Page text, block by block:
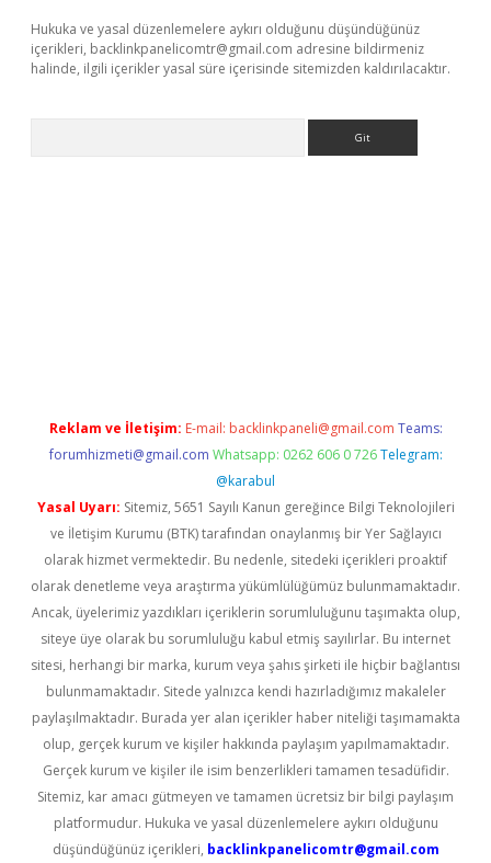
Hukuka ve yasal düzenlemelere aykırı olduğunu düşündüğünüz
içerikleri, backlinkpanelicomtr@gmail.com adresine bildirmeniz
halinde, ilgili içerikler yasal süre içerisinde sitemizden kaldırılacaktır.
Reklam ve İletişim: E-mail: backlinkpaneli@gmail.com Teams:
forumhizmeti@gmail.com Whatsapp: 0262 606 0 726 Telegram:
@karabul
Yasal Uyarı: Sitemiz, 5651 Sayılı Kanun gereğince Bilgi Teknolojileri
ve İletişim Kurumu (BTK) tarafından onaylanmış bir Yer Sağlayıcı
olarak hizmet vermektedir. Bu nedenle, sitedeki içerikleri proaktif
olarak denetleme veya araştırma yükümlülüğümüz bulunmamaktadır.
Ancak, üyelerimiz yazdıkları içeriklerin sorumluluğunu taşımakta olup,
siteye üye olarak bu sorumluluğu kabul etmiş sayılırlar. Bu internet
sitesi, herhangi bir marka, kurum veya şahıs şirketi ile hiçbir bağlantısı
bulunmamaktadır. Sitede yalnızca kendi hazırladığımız makaleler
paylaşılmaktadır. Burada yer alan içerikler haber niteliği taşımamakta
olup, gerçek kurum ve kişiler hakkında paylaşım yapılmamaktadır.
Gerçek kurum ve kişiler ile isim benzerlikleri tamamen tesadüfidir.
Sitemiz, kar amacı gütmeyen ve tamamen ücretsiz bir bilgi paylaşım
platformudur. Hukuka ve yasal düzenlemelere aykırı olduğunu
düşündüğünüz içerikleri, backlinkpanelicomtr@gmail.com